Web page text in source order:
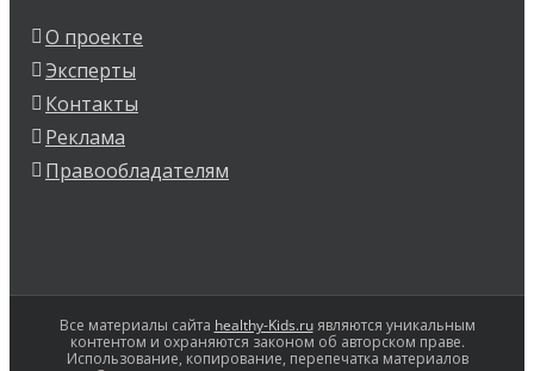
О проекте
Эксперты
Контакты
Реклама
Правообладателям
Все материалы сайта healthy-Kids.ruявляются уникальным
контентом и охраняются законом об авторском праве.
Использование, копирование, перепечатка материалов